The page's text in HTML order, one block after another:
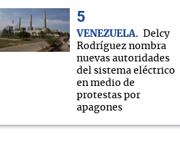
VENEZUELA
Delcy
Rodríguez nombra
nuevas autoridades
del sistema eléctrico
en medio de
protestas por
apagones